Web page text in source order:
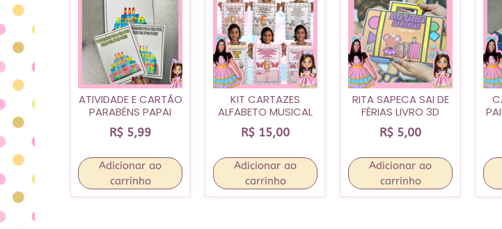
ATIVIDADE E CARTÃO
PARABÉNS PAPAI
R$ 5,99
Adicionar ao
carrinho
KIT CARTAZES
ALFABETO MUSICAL
R$ 15,00
Adicionar ao
carrinho
RITA SAPECA SAI DE
FÉRIAS LIVRO 3D
R$ 5,00
Adicionar ao
carrinho